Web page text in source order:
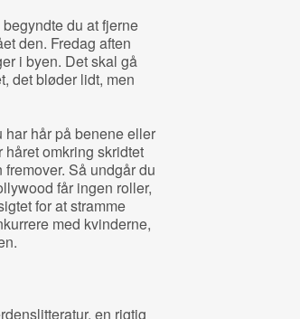
du at fjerne
den. Fredag aften
i byen. Det skal gå
det bløder lidt, men
har hår på benene eller
omkring skridtet
Så undgår du
får ingen roller,
for at stramme
med kvinderne,
en rigtig